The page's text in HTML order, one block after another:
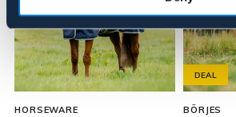
HORSEWARE
DEAL
BÖRJES